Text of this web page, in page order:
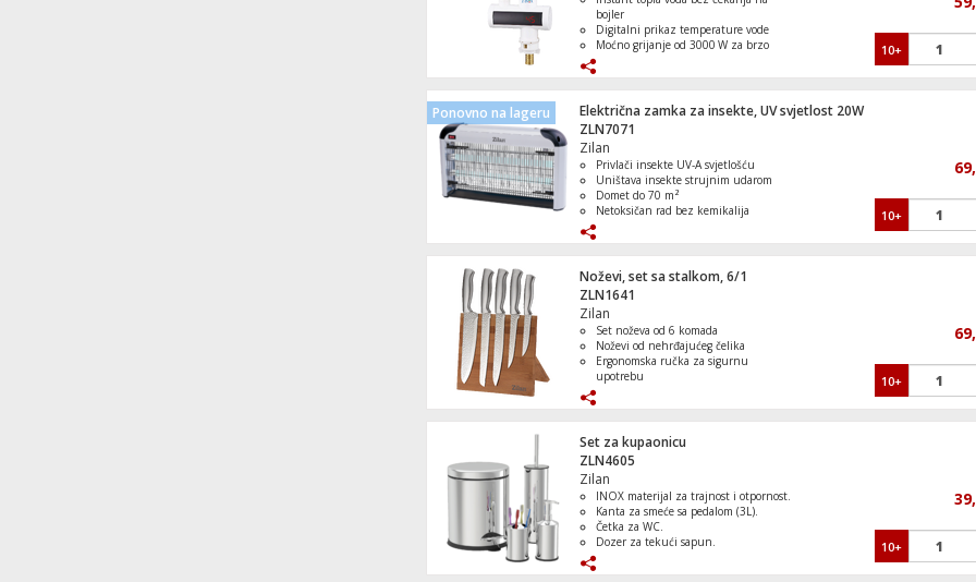
bojler
Digitalni prikaz temperature vode
Moćno grijanje od 3000 W za brzo
Izdržljivo inox kućište koje odolijeva
koroziji
Jednostavna i ergonomska kontrola
protoka i temperature
10+
Ponovno na lageru
Električna zamka za insekte, UV svjetlost 20W
ZLN7071
Zilan
Privlači insekte UV-A svjetlošću
Uništava insekte strujnim udarom
Domet do 70 m²
Netoksičan rad bez kemikalija
10+
Noževi, set sa stalkom, 6/1
ZLN1641
Zilan
Set noževa od 6 komada
Noževi od nehrđajućeg čelika
Ergonomska ručka za sigurnu
upotrebu
Proizvod koji se može prati u perilici
posuđa
10+
Set za kupaonicu
ZLN4605
Zilan
INOX materijal za trajnost i otpornost.
Kanta za smeće sa pedalom (3L).
Četka za WC.
Dozer za tekući sapun.
10+
Kompresor, pametni, sa svjetlom, 3 bar,